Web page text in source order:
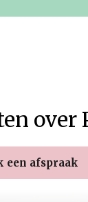
over
een afspraak